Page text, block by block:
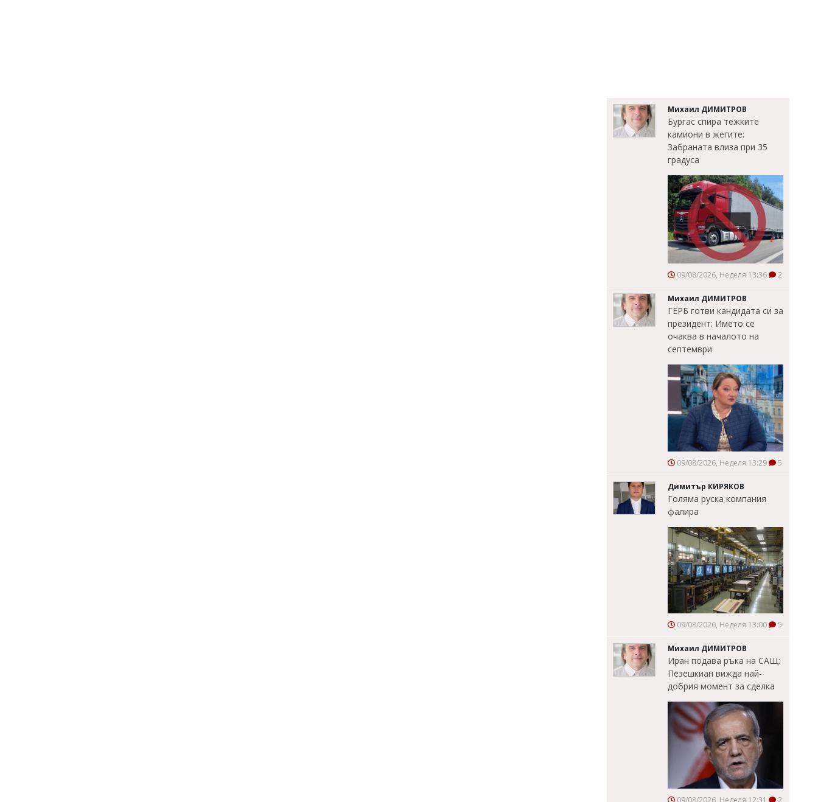
Михаил ДИМИТРОВ
Бургас спира тежките
камиони в жегите:
Забраната влиза при 35
градуса
09/08/2026, Неделя 13:36 2
Михаил ДИМИТРОВ
ГЕРБ готви кандидата си за
президент: Името се
очаква в началото на
септември
09/08/2026, Неделя 13:29 5
Димитър КИРЯКОВ
Голяма руска компания
фалира
09/08/2026, Неделя 13:00 5
Михаил ДИМИТРОВ
Иран подава ръка на САЩ:
Пезешкиан вижда най-
добрия момент за сделка
09/08/2026, Неделя 12:31 2